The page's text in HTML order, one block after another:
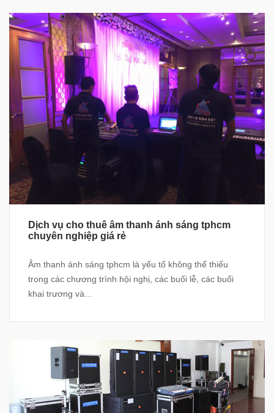
Dịch vụ cho thuê âm thanh ánh sáng tphcm
chuyên nghiệp giá rẻ
Âm thanh ánh sáng tphcm là yếu tố không thể thiếu
trong các chương trình hội nghị, các buổi lễ, các buổi
khai trương và...